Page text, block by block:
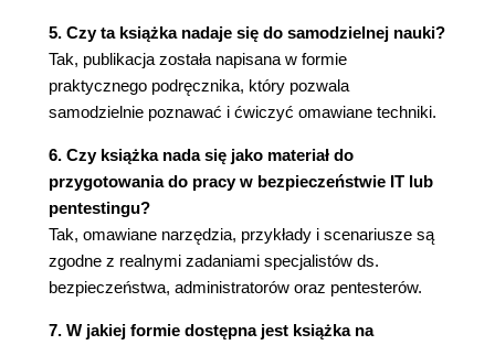
Ćwiczenia
Rozdział 4. Zasady działań defensywnych i
ofensywnych
Cyberbezpieczeństwo
Integralność
Dostępność
Uwierzytelnianie
Cykl życia ataku
Rekonesans
Wstępna eksploatacja
5. Czy ta książka nadaje się do samodzielnej nauki?
Tak, publikacja została napisana w formie
praktycznego podręcznika, który pozwala
samodzielnie poznawać i ćwiczyć omawiane techniki.
6. Czy książka nada się jako materiał do
przygotowania do pracy w bezpieczeństwie IT lub
pentestingu?
Tak, omawiane narzędzia, przykłady i scenariusze są
zgodne z realnymi zadaniami specjalistów ds.
bezpieczeństwa, administratorów oraz pentesterów.
7. W jakiej formie dostępna jest książka na